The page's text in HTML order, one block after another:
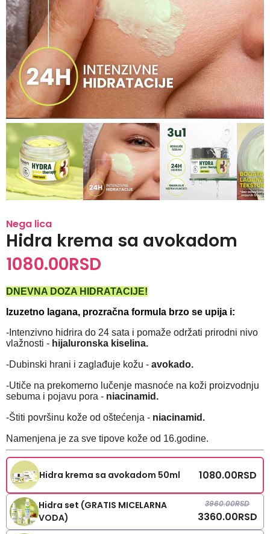
Nega lica
Hidra krema sa avokadom
1080.00RSD
DNEVNA DOZA HIDRATACIJE!
Izuzetno lagana, prozračna formula brzo se upija i:
-Intenzivno hidrira do 24 sata i pomaže održati prirodni nivo
vlažnosti - hijaluronska kiselina.
-Dubinski hrani i zaglađuje kožu - avokado.
-Utiče na prekomerno lučenje masnoće na koži proizvodnju
sebuma i pojavu pora - niacinamid.
-Štiti površinu kože od oštećenja - niacinamid.
Namenjena je za sve tipove kože od 16.godine.
Hidra krema sa avokadom 50ml 1080.00RSD
Hidra set (GRATIS MICELARNA
VODA)
3960.00RSD
3360.00RSD